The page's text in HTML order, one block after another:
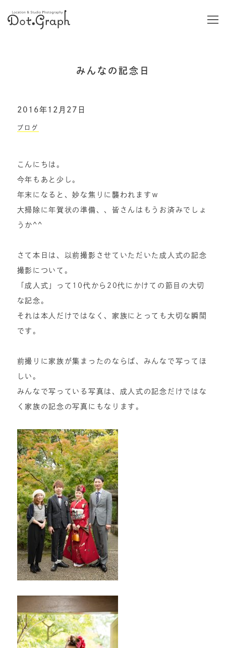
みんなの記念日
2016年12月27日
ブログ
こんにちは。
今年もあと少し。
年末になると、妙な焦りに襲われますｗ
大掃除に年賀状の準備、、皆さんはもうお済みでしょ
うか^^
さて本日は、以前撮影させていただいた成人式の記念
撮影について。
「成人式」って10代から20代にかけての節目の大切
な記念。
それは本人だけではなく、家族にとっても大切な瞬間
です。
前撮りに家族が集まったのならば、みんなで写ってほ
しい。
みんなで写っている写真は、成人式の記念だけではな
く家族の記念の写真にもなります。